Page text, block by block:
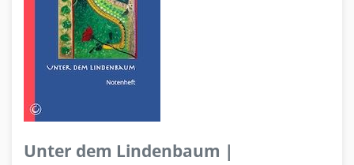
Unter dem Lindenbaum |